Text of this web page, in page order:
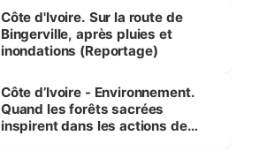
(Alassane Ouattara
Côte d'Ivoire. Sur la route de
Bingerville, après pluies et
inondations (Reportage)
Côte d’Ivoire - Environnement.
Quand les forêts sacrées
inspirent dans les actions de